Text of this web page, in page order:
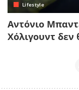
Lifestyle
Αντόνιο
Χόλιγουντ